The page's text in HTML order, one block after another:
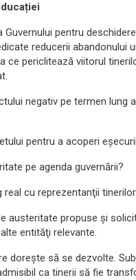
pentru
reducerii abandonului
ce periclitează viitorul
negativ pe termen lung
pentru a acoperi
pe agenda guvernării?
real cu reprezentanţii
austeritate propuse şi
entităţi relevante.
doreşte să se dezvolte.
ca tinerii să fie